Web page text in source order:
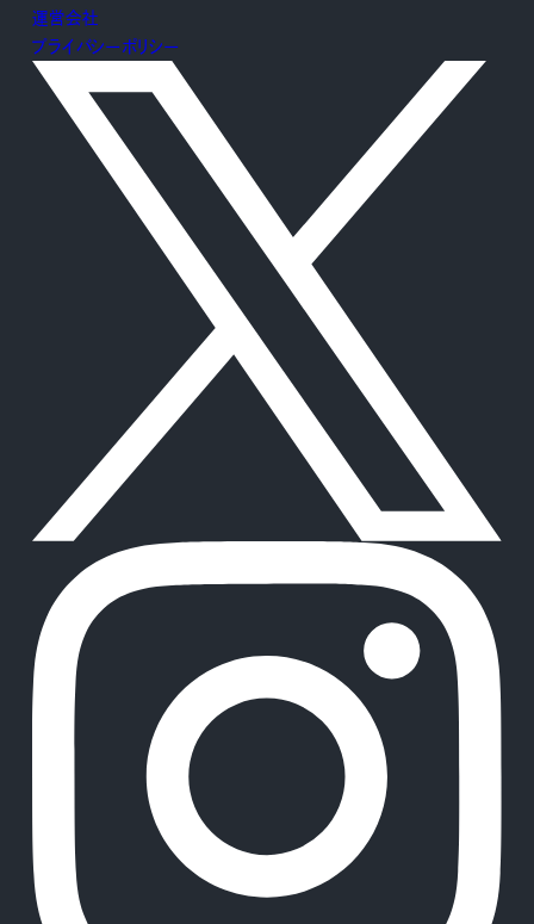
運営会社
プライバシーポリシー